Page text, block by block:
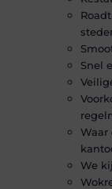
Snel
We